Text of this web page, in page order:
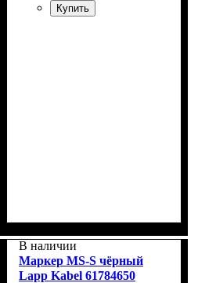
Купить
В наличии
Маркер MS-S чёрный
Lapp Kabel 61784650